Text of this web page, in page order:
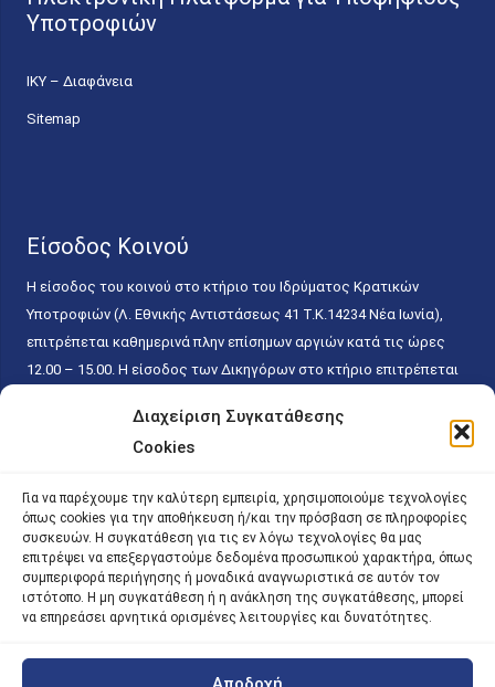
Διαχείριση Συγκατάθεσης
Cookies
Για να παρέχουμε την καλύτερη εμπειρία, χρησιμοποιούμε τεχνολογίες
όπως cookies για την αποθήκευση ή/και την πρόσβαση σε πληροφορίες
συσκευών. Η συγκατάθεση για τις εν λόγω τεχνολογίες θα μας
επιτρέψει να επεξεργαστούμε δεδομένα προσωπικού χαρακτήρα, όπως
συμπεριφορά περιήγησης ή μοναδικά αναγνωριστικά σε αυτόν τον
ιστότοπο. Η μη συγκατάθεση ή η ανάκληση της συγκατάθεσης, μπορεί
να επηρεάσει αρνητικά ορισμένες λειτουργίες και δυνατότητες.
Υποτροφιών
ΙΚΥ – Διαφάνεια
Sitemap
Είσοδος Κοινού
Η είσοδος του κοινού στο κτήριο του Ιδρύματος Κρατικών
Υποτροφιών (Λ. Εθνικής Αντιστάσεως 41 T.K.14234 Νέα Ιωνία),
επιτρέπεται καθημερινά πλην επίσημων αργιών κατά τις ώρες
12.00 – 15.00. Η είσοδος των Δικηγόρων στο κτήριο επιτρέπεται
κάθε εργάσιμη ημέρα και ώρα χωρίς κανέναν χρονικό ή άλλο
περιορισμό. Η είσοδος του κοινού ειδικά στο γραφείο του
15.00. Η εξυπηρέτηση του κοινού πραγματοποιείται βάσει των
παγίων ισχυουσών διατάξεων. Για την αποφυγή συνωστισμού
εντός του εσωτερικού χώρου εξυπηρέτησης και αναμονής του
κοινού, η εξυπηρέτησή του δύναται να πραγματοποιείται κατόπιν
προγραμματισμένου ραντεβού.